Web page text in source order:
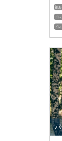
袖あ
ド
ド